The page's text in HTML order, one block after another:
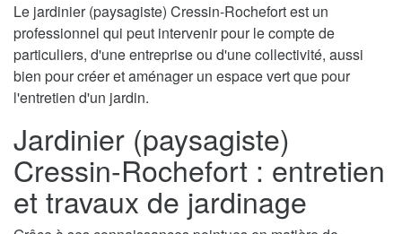
Le jardinier (paysagiste) Cressin-Rochefort est un
professionnel qui peut intervenir pour le compte de
particuliers, d'une entreprise ou d'une collectivité, aussi
bien pour créer et aménager un espace vert que pour
l'entretien d'un jardin.
Jardinier (paysagiste)
Cressin-Rochefort : entretien
et travaux de jardinage